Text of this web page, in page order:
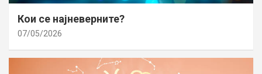
Кои се најневерните?
07/05/2026